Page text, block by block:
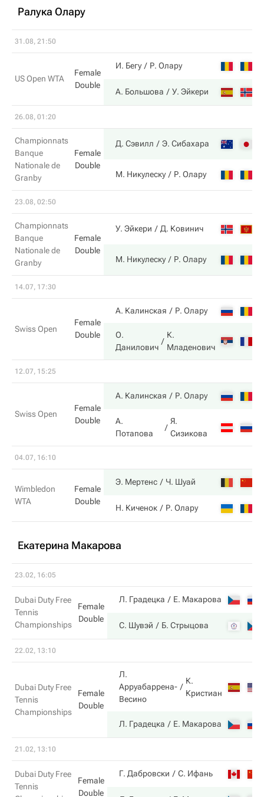
Ралука Олару
31.08, 21:50
US Open WTA
Female
Double
И. Бегу Р. Олару
А. Большова У. Эйкери
26.08, 01:20
Championnats
Banque
Nationale de
Granby
Female
Double
Д. Сэвилл Э. Сибахара
М. Никулеску Р. Олару
23.08, 02:50
Championnats
Banque
Nationale de
Granby
Female
Double
У. Эйкери Д. Ковинич
М. Никулеску Р. Олару
14.07, 17:30
Swiss Open
Female
Double
А. Калинская Р. Олару
О.
Данилович
К.
Младенович
12.07, 15:25
Swiss Open
Female
Double
А. Калинская Р. Олару
А.
Потапова
Я.
Сизикова
04.07, 16:10
Wimbledon
WTA
Female
Double
Э. Мертенс Ч. Шуай
Н. Киченок Р. Олару
Екатерина Макарова
23.02, 16:05
Dubai Duty Free
Tennis
Championships
Female
Double
Л. Градецка Е. Макарова
С. Шувэй Б. Стрыцова
22.02, 13:10
Dubai Duty Free
Tennis
Championships
Female
Double
Л.
Арруабаррена-
Весино
К.
Кристиан
Л. Градецка Е. Макарова
21.02, 13:10
Dubai Duty Free
Tennis
Female
Double
Г. Дабровски С. Ифань